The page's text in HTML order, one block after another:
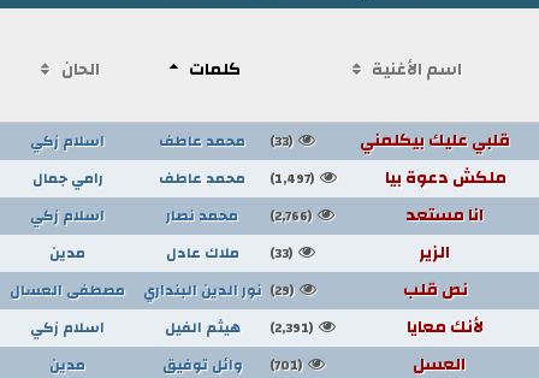
اسم الأغنية كلمات الحان
قلبي عليك بيكلمني (33) محمد عاطف اسلام زكي
ملكش دعوة بيا (1,497) محمد عاطف رامي جمال
انا مستعد (2,766) محمد نصار اسلام زكي
الزير (33) ملاك عادل مدين
نص قلب (29) نور الدين البنداري مصطفى العسال
لأنك معايا (2,391) هيثم الفيل اسلام زكي
العسل (701) وائل توفيق مدين